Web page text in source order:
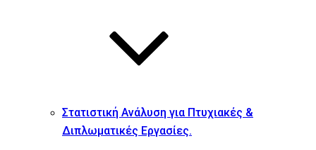
Στατιστική Ανάλυση για Πτυχιακές &
Διπλωματικές Εργασίες.